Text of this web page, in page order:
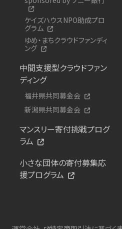
ケイズハウスNPO助成プロ
グラム
ゆめ・まちクラウドファンディ
ング
中間支援型クラウドファン
ディング
福井県共同募金会
新潟県共同募金会
マンスリー寄付挑戦プログ
ラム
小さな団体の寄付募集応
援プログラム